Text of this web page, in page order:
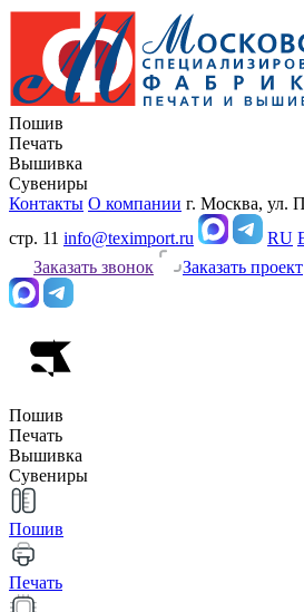
Пошив
Печать
Вышивка
Сувениры
Контакты О компании г. Москва, ул.
стр. 11 info@teximport.ru RU
Заказать звонок
Заказать проект
Пошив
Печать
Вышивка
Сувениры
Пошив
Печать